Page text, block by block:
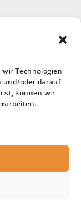
Technologien
und/oder darauf
können wir